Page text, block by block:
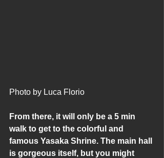
Photo by Luca Florio
From there, it will only be a 5 min
walk to get to the colorful and
famous Yasaka Shrine. The main hall
is gorgeous itself, but you might